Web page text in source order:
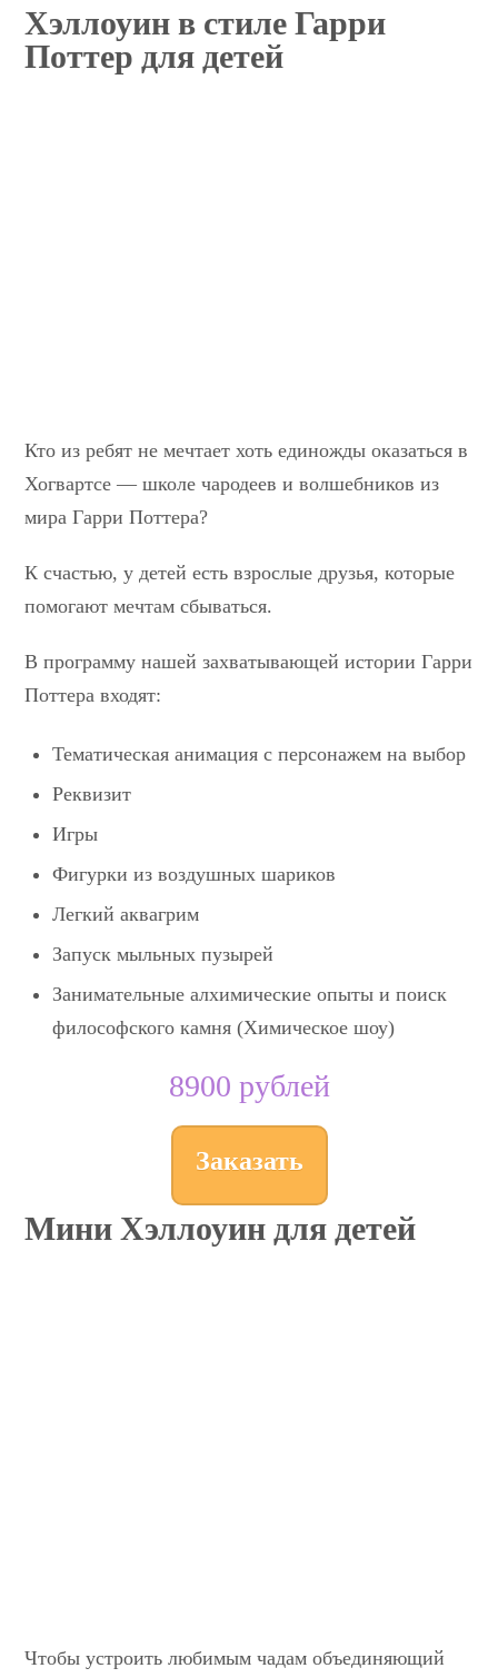
Хэллоуин в стиле Гарри
Поттер для детей
Кто из ребят не мечтает хоть единожды оказаться в
Хогвартсе — школе чародеев и волшебников из
мира Гарри Поттера?
К счастью, у детей есть взрослые друзья, которые
помогают мечтам сбываться.
В программу нашей захватывающей истории Гарри
Поттера входят:
Тематическая анимация сперсонажем на выбор
Реквизит
Игры
Фигурки из воздушных шариков
Легкий аквагрим
Запуск мыльных пузырей
Занимательные алхимические опыты и поиск
философского камня (Химическое шоу)
8900 рублей
Заказать
Мини Хэллоуин для детей
Чтобы устроить любимым чадам объединяющий